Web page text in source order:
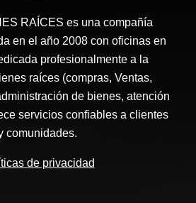
RAÍCES​ es una compañía
en el año 2008 con oficinas en
profesionalmente a la
raíces (compras, Ventas,
de bienes, atención
servicios confiables a clientes
comunidades.
de privacidad